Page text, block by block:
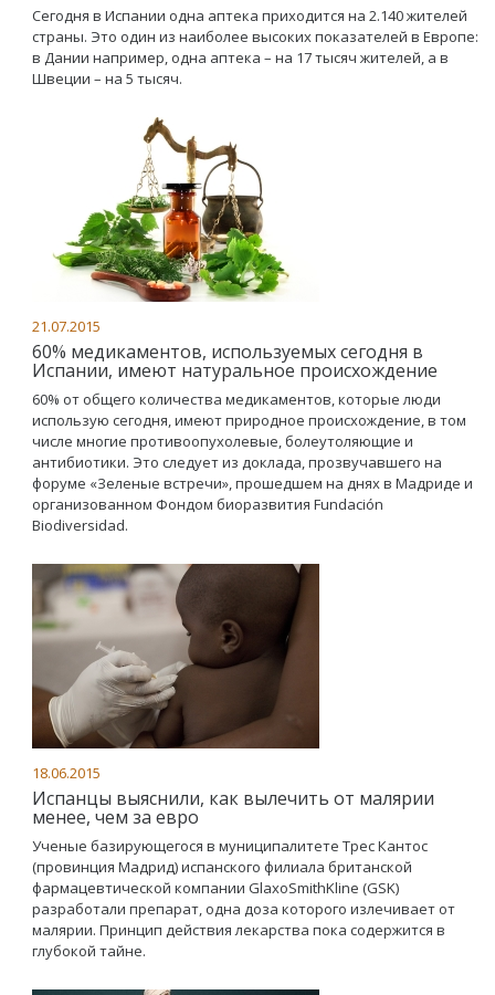
Сегодня в Испании одна аптека приходится на 2.140 жителей
страны. Это один из наиболее высоких показателей в Европе:
в Дании например, одна аптека – на 17 тысяч жителей, а в
Швеции – на 5 тысяч.
21.07.2015
60% медикаментов, используемых сегодня в
Испании, имеют натуральное происхождение
60% от общего количества медикаментов, которые люди
использую сегодня, имеют природное происхождение, в том
числе многие противоопухолевые, болеутоляющие и
антибиотики. Это следует из доклада, прозвучавшего на
форуме «Зеленые встречи», прошедшем на днях в Мадриде и
организованном Фондом биоразвития Fundación
Biodiversidad.
18.06.2015
Испанцы выяснили, как вылечить от малярии
менее, чем за евро
Ученые базирующегося в муниципалитете Трес Кантос
(провинция Мадрид) испанского филиала британской
фармацевтической компании GlaxoSmithKline (GSK)
разработали препарат, одна доза которого излечивает от
малярии. Принцип действия лекарства пока содержится в
глубокой тайне.